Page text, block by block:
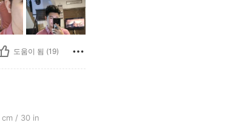
도움이 됨 (19)
cm / 40 in, 색: 화이트, 사이즈: L
cm / 30 in